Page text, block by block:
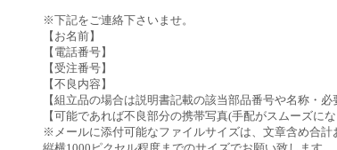
※下記をご連絡下さいませ。
【お名前】
【電話番号】
【受注番号】
【不良内容】
【組立品の場合は説明書記載の該当部品番号や名称・必
【可能であれば不良部分の携帯写真(手配がスムーズにな
※メールに添付可能なファイルサイズは、文章含め合計